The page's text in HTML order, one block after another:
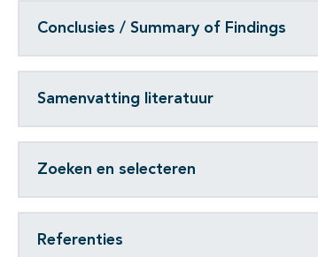
Conclusies / Summary of Findings
Samenvatting literatuur
Zoeken en selecteren
Referenties